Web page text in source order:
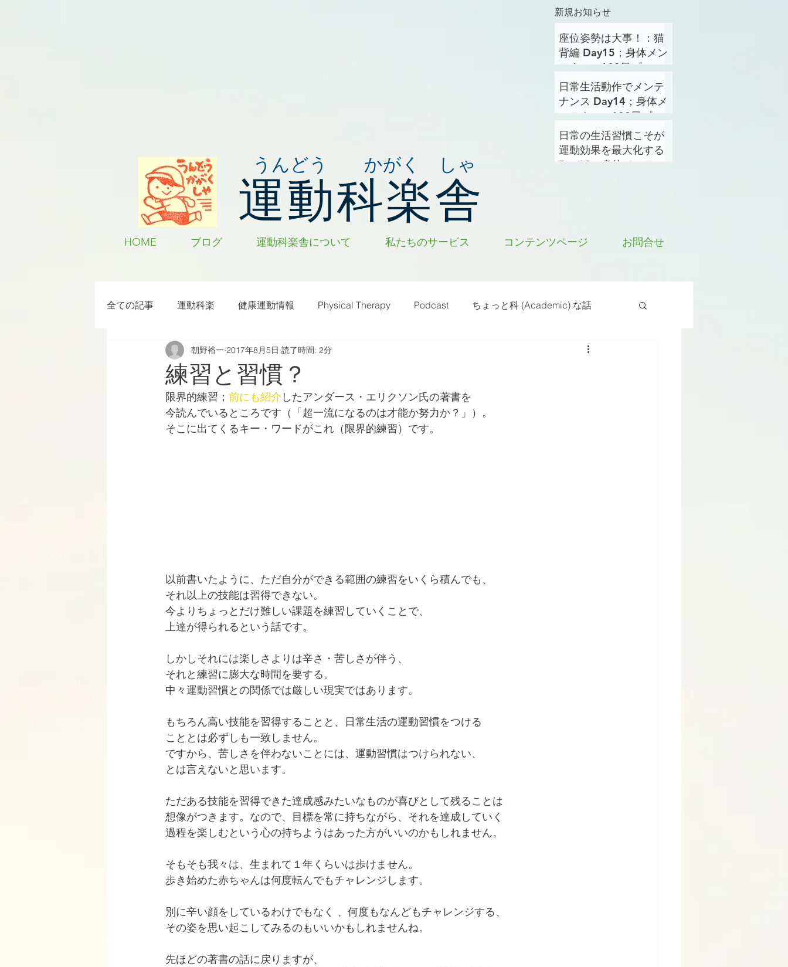
新規お知らせ
うんどう かがく しゃ
運動科楽舎
座位姿勢は大事！：猫
背編 Day15；身体メン
テナンス100日プロジ
ェクト
日常生活動作でメンテ
ナンス Day14；身体メ
ンテナンス100日プロ
ジェクト
日常の生活習慣こそが
運動効果を最大化する
Day13；身体メンテナ
HOME ブログ 運動科楽舎について 私たちのサービス コンテンツページ お問合せ
全ての記事 運動科楽 健康運動情報 Physical Therapy Podcast ちょっと科 (Academic) な話
ちょっと楽 (Entertainment) な話 雑感その他
RWC2019 ラグビー カラダフリー 身体運動 姿勢 バランス
練習と習慣？
朝野裕一 2017年8月5日 読了時間: 2分
限界的練習； 前にも紹介 したアンダース・エリクソン氏の著書を
今読んでいるところです（「超一流になるのは才能か努力か？」）。
そこに出てくるキー・ワードがこれ（限界的練習）です。
以前書いたように、ただ自分ができる範囲の練習をいくら積んでも、
それ以上の技能は習得できない。
今よりちょっとだけ難しい課題を練習していくことで、
上達が得られるという話です。
しかしそれには楽しさよりは辛さ・苦しさが伴う、
それと練習に膨大な時間を要する。
中々運動習慣との関係では厳しい現実ではあります。
もちろん高い技能を習得することと、日常生活の運動習慣をつける
こととは必ずしも一致しません。
ですから、苦しさを伴わないことには、運動習慣はつけられない、
とは言えないと思います。
ただある技能を習得できた達成感みたいなものが喜びとして残ることは
想像がつきます。なので、目標を常に持ちながら、それを達成していく
過程を楽しむという心の持ちようはあった方がいいのかもしれません。
そもそも我々は、生まれて１年くらいは歩けません。
歩き始めた赤ちゃんは何度転んでもチャレンジします。
別に辛い顔をしているわけでもなく 、何度もなんどもチャレンジする、
その姿を思い起こしてみるのもいいかもしれませんね。
先ほどの著書の話に戻りますが、